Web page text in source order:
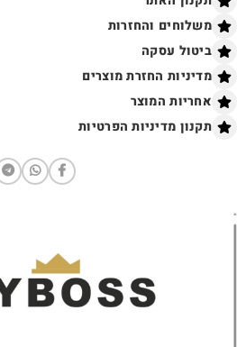
משלוחים והחזרות
ביטול עסקה
מדיניות החזרת מוצרים
אחריות המוצר
תקנון מדיניות הפרטיות